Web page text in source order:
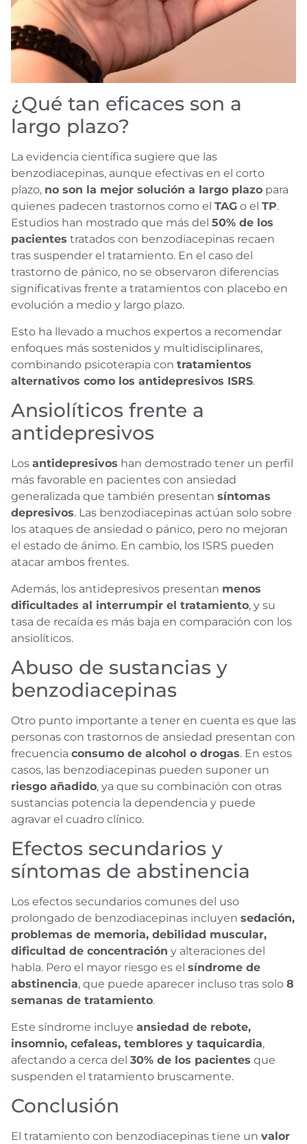
¿Qué tan eficaces son a
largo plazo?
La evidencia científica sugiere que las
benzodiacepinas, aunque efectivas en el corto
plazo, no son la mejor solución a largo plazo para
quienes padecen trastornos como el TAG o el TP.
Estudios han mostrado que más del 50% de los
pacientes tratados con benzodiacepinas recaen
tras suspender el tratamiento. En el caso del
trastorno de pánico, no se observaron diferencias
significativas frente a tratamientos con placebo en
evolución a medio y largo plazo.
Esto ha llevado a muchos expertos a recomendar
enfoques más sostenidos y multidisciplinares,
combinando psicoterapia con tratamientos
alternativos como los antidepresivos ISRS.
Ansiolíticos frente a
antidepresivos
Los antidepresivos han demostrado tener un perfil
más favorable en pacientes con ansiedad
generalizada que también presentan síntomas
depresivos. Las benzodiacepinas actúan solo sobre
los ataques de ansiedad o pánico, pero no mejoran
el estado de ánimo. En cambio, los ISRS pueden
atacar ambos frentes.
Además, los antidepresivos presentan menos
dificultades al interrumpir el tratamiento, y su
tasa de recaída es más baja en comparación con los
ansiolíticos.
Abuso de sustancias y
benzodiacepinas
Otro punto importante a tener en cuenta es que las
personas con trastornos de ansiedad presentan con
frecuencia consumo de alcohol o drogas. En estos
casos, las benzodiacepinas pueden suponer un
riesgo añadido, ya que su combinación con otras
sustancias potencia la dependencia y puede
agravar el cuadro clínico.
Efectos secundarios y
síntomas de abstinencia
Los efectos secundarios comunes del uso
prolongado de benzodiacepinas incluyen sedación,
problemas de memoria, debilidad muscular,
dificultad de concentración y alteraciones del
habla. Pero el mayor riesgo es el síndrome de
abstinencia, que puede aparecer incluso tras solo 8
semanas de tratamiento.
Este síndrome incluye ansiedad de rebote,
insomnio, cefaleas, temblores y taquicardia,
afectando a cerca del 30% de los pacientes que
suspenden el tratamiento bruscamente.
Conclusión
El tratamiento con benzodiacepinas tiene un valor